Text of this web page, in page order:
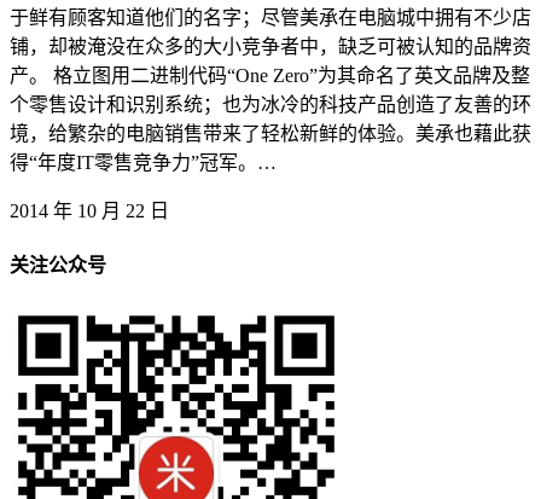
于鲜有顾客知道他们的名字；尽管美承在电脑城中拥有不少店
铺，却被淹没在众多的大小竞争者中，缺乏可被认知的品牌资
产。 格立图用二进制代码“One Zero”为其命名了英文品牌及整
个零售设计和识别系统；也为冰冷的科技产品创造了友善的环
境，给繁杂的电脑销售带来了轻松新鲜的体验。美承也藉此获
得“年度IT零售竞争力”冠军。…
2014 年 10 月 22 日
关注公众号